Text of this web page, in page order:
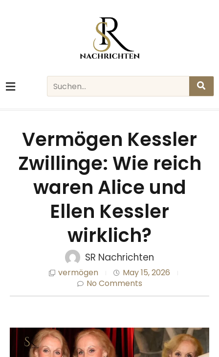
Vermögen Kessler
Zwillinge: Wie reich
waren Alice und
Ellen Kessler
wirklich?
SR Nachrichten
vermögen
May 15, 2026
No Comments